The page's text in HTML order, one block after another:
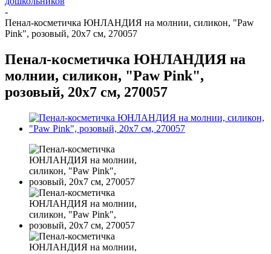
-
Пенал-косметичка ЮНЛАНДИЯ на молнии, силикон, "Paw
Pink", розовый, 20х7 см, 270057
Пенал-косметичка ЮНЛАНДИЯ на
молнии, силикон, "Paw Pink",
розовый, 20х7 см, 270057